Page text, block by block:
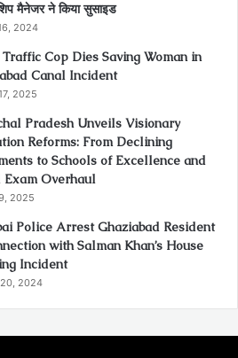
मैनेजर ने किया सुसाइड
2024
Traffic Cop Dies Saving Woman in
Canal Incident
2025
Pradesh Unveils Visionary
Reforms: From Declining
to Schools of Excellence and
Exam Overhaul
2025
Police Arrest Ghaziabad Resident
with Salman Khan’s House
Incident
2024